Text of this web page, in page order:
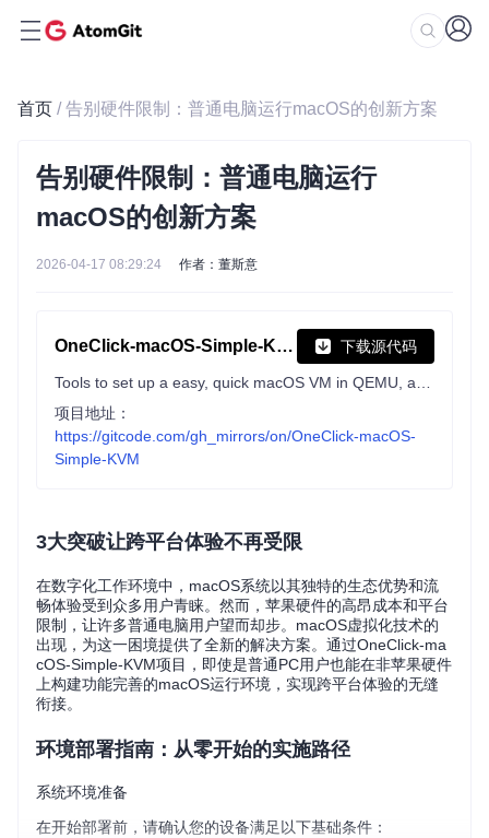
首页 / 告别硬件限制：普通电脑运行macOS的创新方案
告别硬件限制：普通电脑运行
macOS的创新方案
2026-04-17 08:29:24 作者：董斯意
OneClick-macOS-Simple-KVM 下载源代码
项目地址：
https://gitcode.com/gh_mirrors/on/OneClick-macOS-
Simple-KVM
3大突破让跨平台体验不再受限
在数字化工作环境中，macOS系统以其独特的生态优势和流
畅体验受到众多用户青睐。然而，苹果硬件的高昂成本和平台
限制，让许多普通电脑用户望而却步。macOS虚拟化技术的
出现，为这一困境提供了全新的解决方案。通过OneClick-ma
cOS-Simple-KVM项目，即使是普通PC用户也能在非苹果硬件
上构建功能完善的macOS运行环境，实现跨平台体验的无缝
衔接。
环境部署指南：从零开始的实施路径
系统环境准备
在开始部署前，请确认您的设备满足以下基础条件：